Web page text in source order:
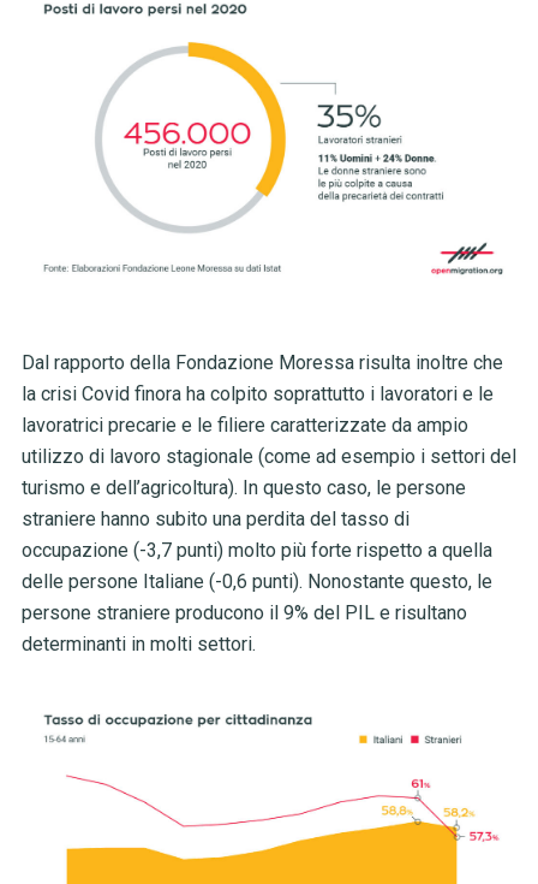
Dal rapporto della Fondazione Moressa risulta inoltre che
la crisi Covid finora ha colpito soprattutto i lavoratori e le
lavoratrici precarie e le filiere caratterizzate da ampio
utilizzo di lavoro stagionale (come ad esempio i settori del
turismo e dell’agricoltura). In questo caso, le persone
straniere hanno subito una perdita del tasso di
occupazione (-3,7 punti) molto più forte rispetto a quella
delle persone Italiane (-0,6 punti). Nonostante questo, le
persone straniere producono il 9% del PIL e risultano
determinanti in molti settori.